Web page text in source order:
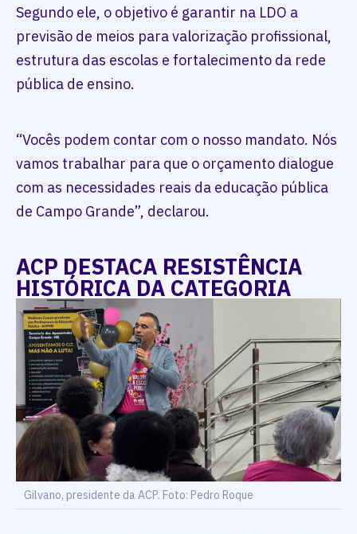
Segundo ele, o objetivo é garantir na LDO a
previsão de meios para valorização profissional,
estrutura das escolas e fortalecimento da rede
pública de ensino.
“Vocês podem contar com o nosso mandato. Nós
vamos trabalhar para que o orçamento dialogue
com as necessidades reais da educação pública
de Campo Grande”, declarou.
ACP DESTACA RESISTÊNCIA
HISTÓRICA DA CATEGORIA
Gilvano, presidente da ACP. Foto: Pedro Roque